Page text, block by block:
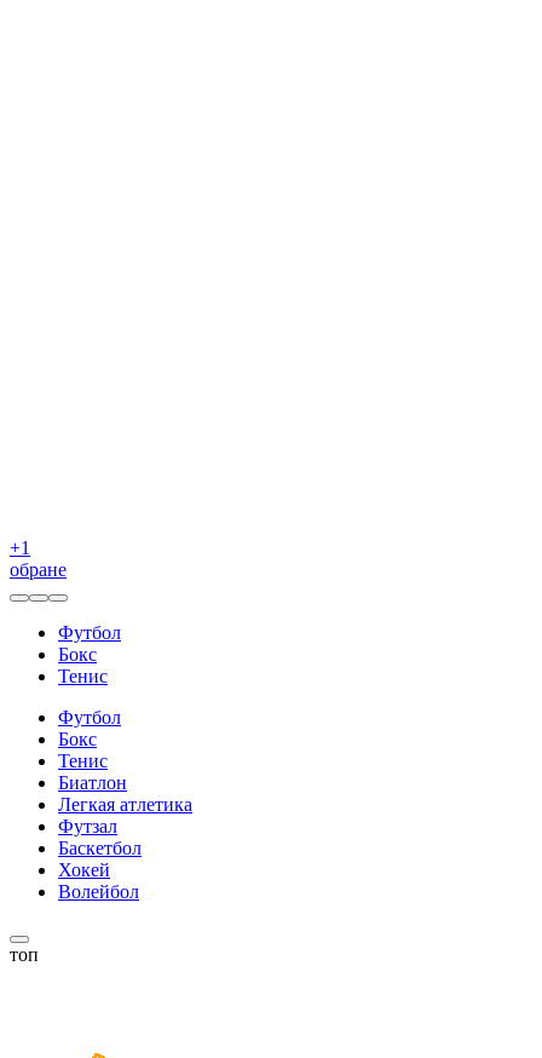
+1
обране
Футбол
Бокс
Тенис
Футбол
Бокс
Тенис
Биатлон
Легкая атлетика
Футзал
Баскетбол
Хокей
Волейбол
топ